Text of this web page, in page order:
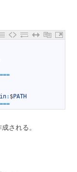
=
: $PATH
=
される。